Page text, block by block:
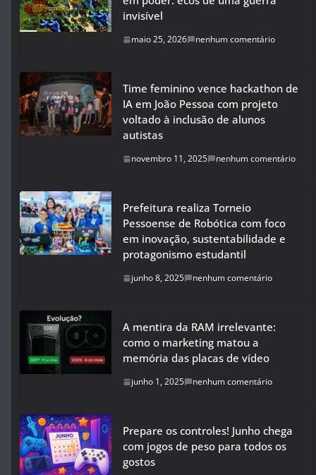
invisível
maio 25, 2026 nenhum comentário
Time feminino vence hackathon de
IA em João Pessoa com projeto
voltado à inclusão de alunos
autistas
novembro 11, 2025 nenhum comentário
Prefeitura realiza Torneio
Pessoense de Robótica com foco
em inovação, sustentabilidade e
protagonismo estudantil
junho 8, 2025 nenhum comentário
A mentira da RAM irrelevante:
como o marketing matou a
memória das placas de vídeo
junho 1, 2025 nenhum comentário
Prepare os controles! Junho chega
com jogos de peso para todos os
gostos